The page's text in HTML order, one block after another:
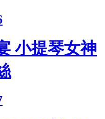
小提琴女神